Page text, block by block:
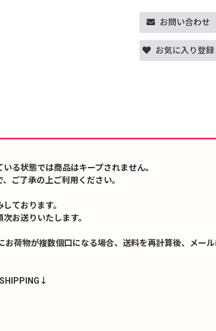
お問い合わせ
お気に入り登録
る状態では商品はキープされません。
ご了承の上ご利用ください。
ております。
お送りいたします。
荷物が複数個口になる場合、送料を再計算後、メー